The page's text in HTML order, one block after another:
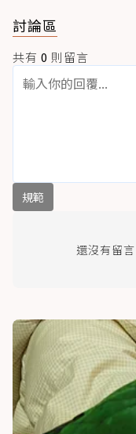
討論區
共有 0 則留言
規範
還沒有留